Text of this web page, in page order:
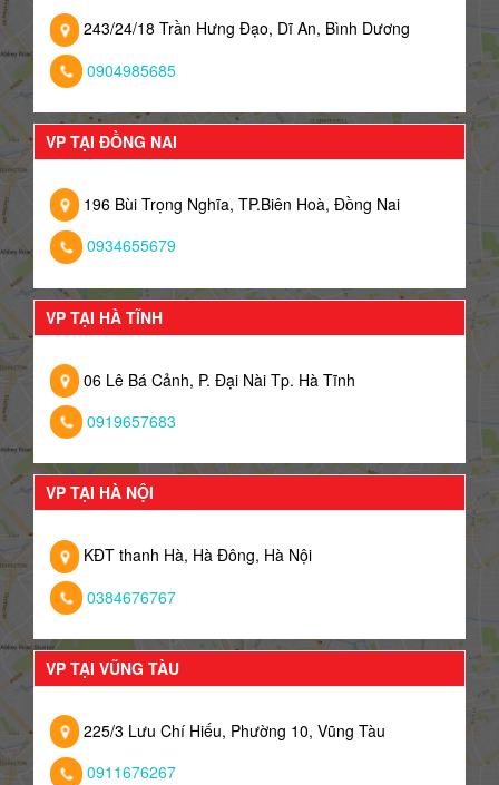
243/24/18 Trần Hưng Đạo, Dĩ An, Bình Dương
0904985685
VP TẠI ĐỒNG NAI
196 Bùi Trọng Nghĩa, TP.Biên Hoà, Đồng Nai
0934655679
VP TẠI HÀ TĨNH
06 Lê Bá Cảnh, P. Đại Nài Tp. Hà Tĩnh
0919657683
VP TẠI HÀ NỘI
KĐT thanh Hà, Hà Đông, Hà Nội
0384676767
VP TẠI VŨNG TÀU
225/3 Lưu Chí Hiếu, Phường 10, Vũng Tàu
0911676267